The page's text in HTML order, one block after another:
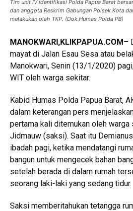
Tim unit IV identifikasi Polda Papua Barat
dan anggota Reskrim Gabungan Polsek Kota
melakukan olah TKP. (Dok.Humas Polda PB)
MANOKWARI,KLIKPAPUA.COM–
mayat di Jalan Esau Sesa atau
Manokwari, Senin (13/1/2020)
WIT oleh warga sekitar.
Kabid Humas Polda Papua Barat,
dalam keterangan pers
pertama kali ditemukan oleh warga
Jidmauw (saksi). Saat itu
ibadah pagi, ketika mendatangi
bangun untuk mengecek bahan
setelah berada di dalam rumah
seorang laki-laki yang sedang tidur.
Saksi memberitahukan tetangga